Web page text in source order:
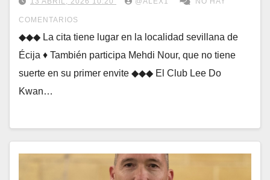
COMENTARIOS
◆◆◆ La cita tiene lugar en la localidad sevillana de
Écija ♦ También participa Mehdi Nour, que no tiene
suerte en su primer envite ◆◆◆ El Club Lee Do
Kwan…